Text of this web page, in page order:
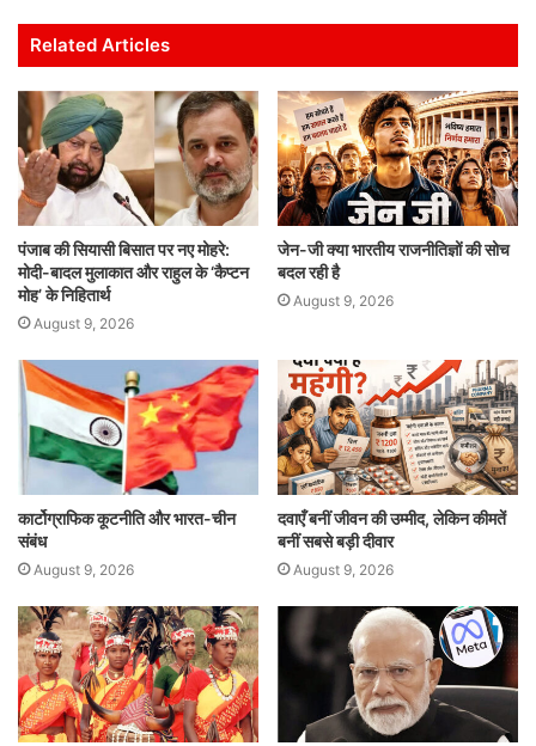
s
A
p
p
e
b
o
o
k
er l
e
dI
n
e
Related Articles
पंजाब की सियासी बिसात पर नए मोहरे:
मोदी-बादल मुलाकात और राहुल के ‘कैप्टन
मोह’ के निहितार्थ
August 9, 2026
जेन-जी क्या भारतीय राजनीतिज्ञों की सोच
बदल रही है
August 9, 2026
कार्टोग्राफिक कूटनीति और भारत-चीन
संबंध
August 9, 2026
दवाएँ बनीं जीवन की उम्मीद, लेकिन कीमतें
बनीं सबसे बड़ी दीवार
August 9, 2026